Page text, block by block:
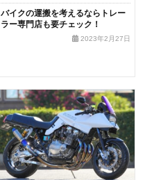
バイクの運搬を考えるならトレー
ラー専門店も要チェック！
2023年2月27日